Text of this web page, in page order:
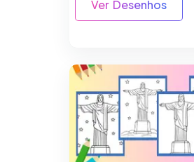
Ver Desenhos